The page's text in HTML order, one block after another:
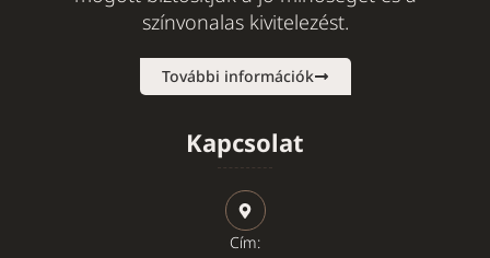
színvonalas kivitelezést.
További információk
Kapcsolat
Cím: